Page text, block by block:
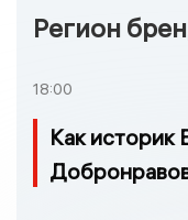
Регион
18:00
Как историк